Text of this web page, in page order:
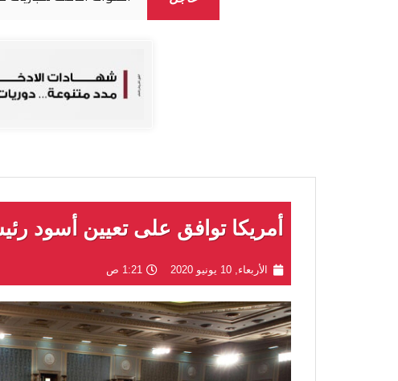
أمريكا توافق على تعيين أسود
الأربعاء, 10 يونيو 2020 1:21 ص